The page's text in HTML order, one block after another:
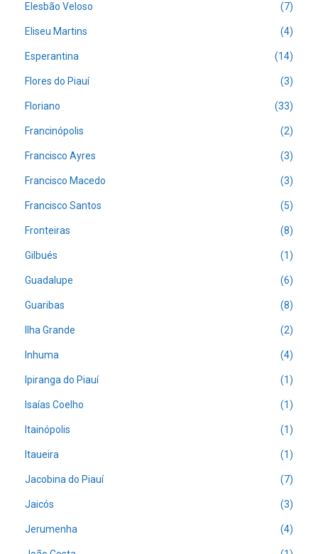
Elesbão Veloso (7)
Eliseu Martins (4)
Esperantina (14)
Flores do Piauí (3)
Floriano (33)
Francinópolis (2)
Francisco Ayres (3)
Francisco Macedo (3)
Francisco Santos (5)
Fronteiras (8)
Gilbués (1)
Guadalupe (6)
Guaribas (8)
Ilha Grande (2)
Inhuma (4)
Ipiranga do Piauí (1)
Isaías Coelho (1)
Itainópolis (1)
Itaueira (1)
Jacobina do Piauí (7)
Jaicós (3)
Jerumenha (4)